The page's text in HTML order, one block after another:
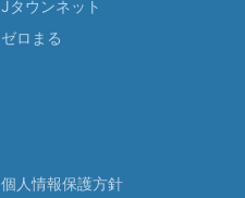
Jタウンネット
ゼロまる
個人情報保護方針